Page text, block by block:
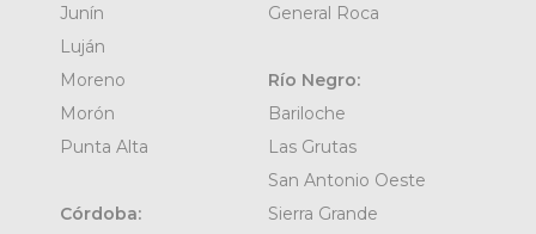
Junín
Luján
Moreno
Morón
Punta Alta
Córdoba:
General Roca
Río Negro:
Bariloche
Las Grutas
San Antonio Oeste
Sierra Grande